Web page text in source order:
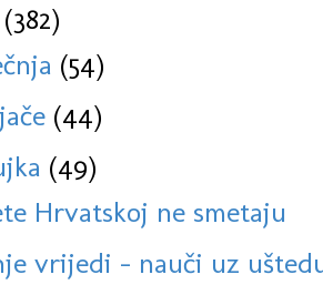
(382)
(54)
(44)
(49)
Hrvatskoj ne smetaju
vrijedi - nauči uz